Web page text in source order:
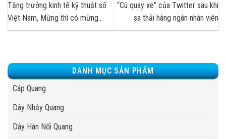
Tăng trưởng kinh tế kỹ thuật số
Việt Nam, Mừng thì có mừng…
“Cú quay xe” của Twitter sau khi
sa thải hàng ngàn nhân viên
DANH MỤC SẢN PHẨM
Cáp Quang
Dây Nhảy Quang
Dây Hàn Nối Quang